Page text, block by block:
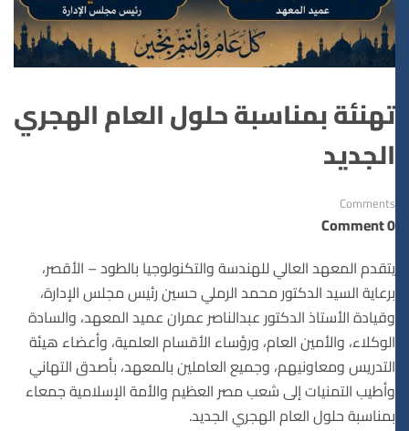
تهنئة بمناسبة حلول العام الهجري
الجديد
Comments
يتقدم المعهد العالي للهندسة والتكنولوجيا بالطود – الأقصر،
برعاية السيد الدكتور محمد الرملي حسين رئيس مجلس الإدارة،
وقيادة الأستاذ الدكتور عبدالناصر عمران عميد المعهد، والسادة
الوكلاء، والأمين العام، ورؤساء الأقسام العلمية، وأعضاء هيئة
التدريس ومعاونيهم، وجميع العاملين بالمعهد، بأصدق التهاني
وأطيب التمنيات إلى شعب مصر العظيم والأمة الإسلامية جمعاء
بمناسبة حلول العام الهجري الجديد.